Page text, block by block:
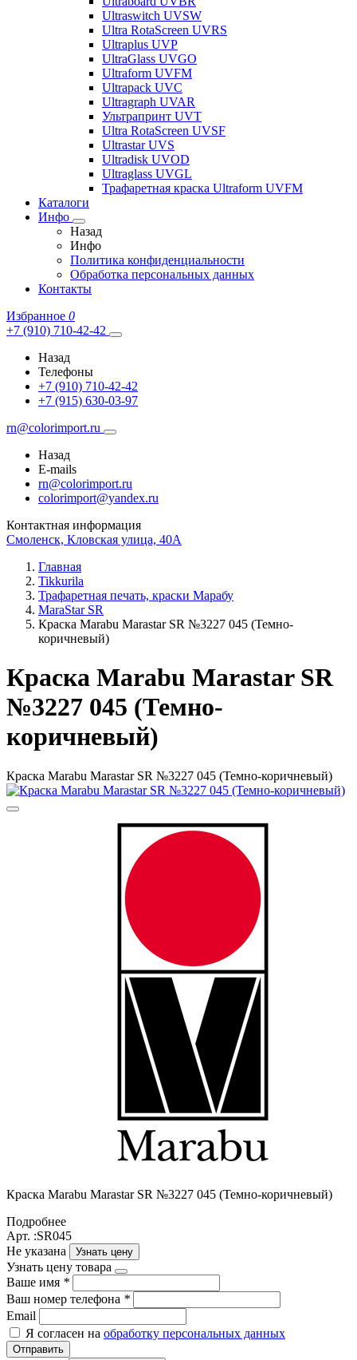
Ultraswitch UVSW
Ultra RotaScreen UVRS
Ultraplus UVP
UltraGlass UVGO
Ultraform UVFM
Ultrapack UVC
Ultragraph UVAR
Ультрапринт UVT
Ultra RotaScreen UVSF
Ultrastar UVS
Ultradisk UVOD
Ultraglass UVGL
Трафаретная краска Ultraform UVFM
Каталоги
Инфо
Назад
Инфо
Политика конфиденциальности
Обработка персональных данных
Контакты
Избранное 0
+7 (910) 710-42-42
Назад
Телефоны
+7 (910) 710-42-42
+7 (915) 630-03-97
rn@colorimport.ru
Назад
E-mails
rn@colorimport.ru
colorimport@yandex.ru
Контактная информация
Смоленск, Кловская улица, 40А
Главная
Tikkurila
Трафаретная печать, краски Марабу
MaraStar SR
Краска Маrabu Marastar SR №3227 045 (Темно-
коричневый)
Краска Маrabu Marastar SR
№3227 045 (Темно-
коричневый)
Краска Маrabu Marastar SR №3227 045 (Темно-коричневый)
Краска Маrabu Marastar SR №3227 045 (Темно-коричневый)
Подробнее
Арт. :SR045
Не указана
Узнать цену
Узнать цену товара
Ваше имя *
Ваш номер телефона *
Email
Я согласен на обработку персональных данных
Отправить